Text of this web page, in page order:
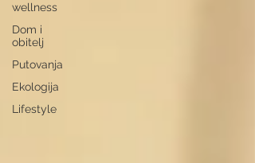
wellness
Dom i
obitelj
Putovanja
Ekologija
Lifestyle